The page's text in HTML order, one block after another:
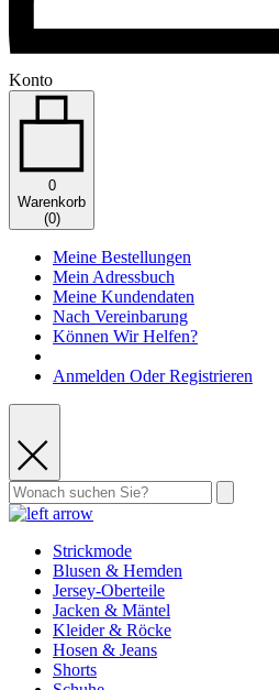
Konto
0
Warenkorb
(0)
Meine Bestellungen
Mein Adressbuch
Meine Kundendaten
Nach Vereinbarung
Können Wir Helfen?
Anmelden Oder Registrieren
Strickmode
Blusen & Hemden
Jersey-Oberteile
Jacken & Mäntel
Kleider & Röcke
Hosen & Jeans
Shorts